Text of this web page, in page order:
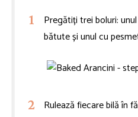
Pregătiți trei boluri:
bătute și unul cu
Rulează fiecare bilă în